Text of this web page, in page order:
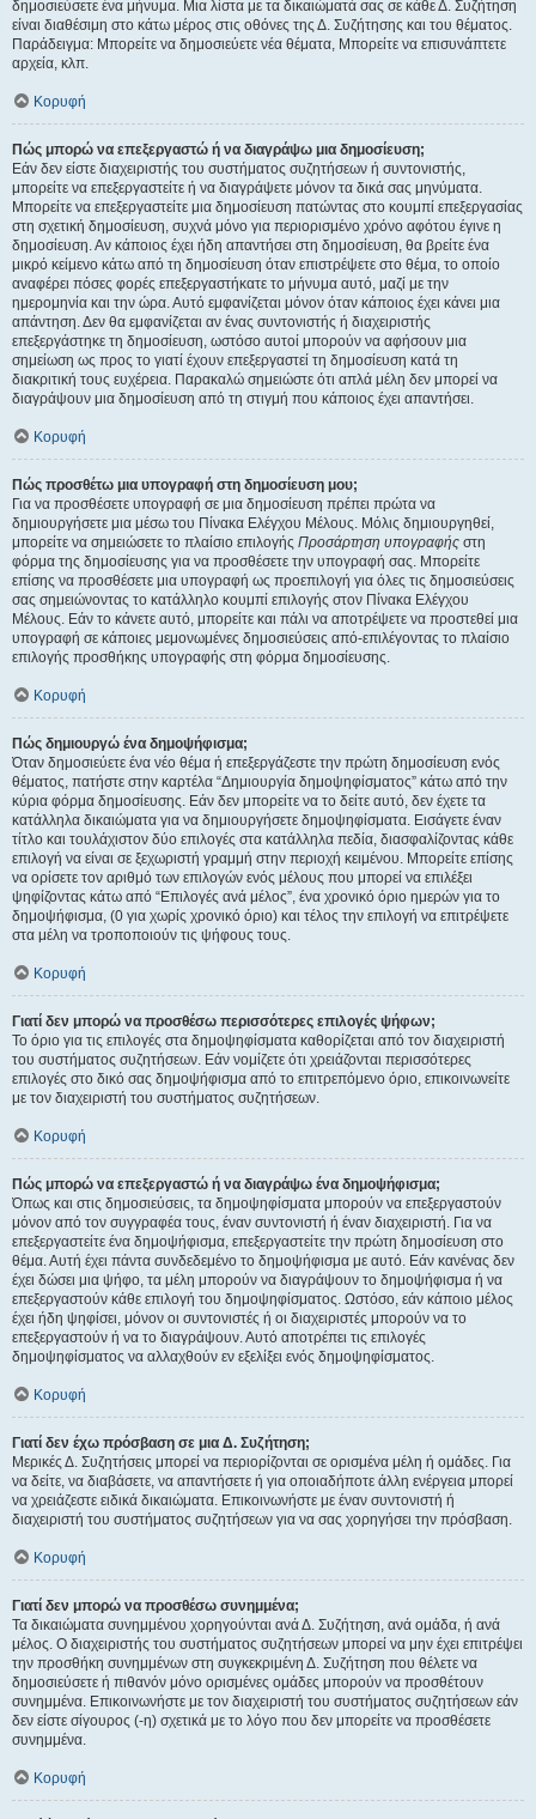
δημοσιεύσετε ένα μήνυμα. Μια λίστα με τα δικαιώματά σας σε κάθε Δ. Συζήτηση
είναι διαθέσιμη στο κάτω μέρος στις οθόνες της Δ. Συζήτησης και του θέματος.
Παράδειγμα: Μπορείτε να δημοσιεύετε νέα θέματα, Μπορείτε να επισυνάπτετε
αρχεία, κλπ.
Κορυφή
Πώς μπορώ να επεξεργαστώ ή να διαγράψω μια δημοσίευση;
Εάν δεν είστε διαχειριστής του συστήματος συζητήσεων ή συντονιστής,
μπορείτε να επεξεργαστείτε ή να διαγράψετε μόνον τα δικά σας μηνύματα.
Μπορείτε να επεξεργαστείτε μια δημοσίευση πατώντας στο κουμπί επεξεργασίας
στη σχετική δημοσίευση, συχνά μόνο για περιορισμένο χρόνο αφότου έγινε η
δημοσίευση. Αν κάποιος έχει ήδη απαντήσει στη δημοσίευση, θα βρείτε ένα
μικρό κείμενο κάτω από τη δημοσίευση όταν επιστρέψετε στο θέμα, το οποίο
αναφέρει πόσες φορές επεξεργαστήκατε το μήνυμα αυτό, μαζί με την
ημερομηνία και την ώρα. Αυτό εμφανίζεται μόνον όταν κάποιος έχει κάνει μια
απάντηση. Δεν θα εμφανίζεται αν ένας συντονιστής ή διαχειριστής
επεξεργάστηκε τη δημοσίευση, ωστόσο αυτοί μπορούν να αφήσουν μια
σημείωση ως προς το γιατί έχουν επεξεργαστεί τη δημοσίευση κατά τη
διακριτική τους ευχέρεια. Παρακαλώ σημειώστε ότι απλά μέλη δεν μπορεί να
διαγράψουν μια δημοσίευση από τη στιγμή που κάποιος έχει απαντήσει.
Κορυφή
Πώς προσθέτω μια υπογραφή στη δημοσίευση μου;
Για να προσθέσετε υπογραφή σε μια δημοσίευση πρέπει πρώτα να
δημιουργήσετε μια μέσω του Πίνακα Ελέγχου Μέλους. Μόλις δημιουργηθεί,
μπορείτε να σημειώσετε το πλαίσιο επιλογής Προσάρτηση υπογραφής στη
φόρμα της δημοσίευσης για να προσθέσετε την υπογραφή σας. Μπορείτε
επίσης να προσθέσετε μια υπογραφή ως προεπιλογή για όλες τις δημοσιεύσεις
σας σημειώνοντας το κατάλληλο κουμπί επιλογής στον Πίνακα Ελέγχου
Μέλους. Εάν το κάνετε αυτό, μπορείτε και πάλι να αποτρέψετε να προστεθεί μια
υπογραφή σε κάποιες μεμονωμένες δημοσιεύσεις από-επιλέγοντας το πλαίσιο
επιλογής προσθήκης υπογραφής στη φόρμα δημοσίευσης.
Κορυφή
Πώς δημιουργώ ένα δημοψήφισμα;
Όταν δημοσιεύετε ένα νέο θέμα ή επεξεργάζεστε την πρώτη δημοσίευση ενός
θέματος, πατήστε στην καρτέλα “Δημιουργία δημοψηφίσματος” κάτω από την
κύρια φόρμα δημοσίευσης. Εάν δεν μπορείτε να το δείτε αυτό, δεν έχετε τα
κατάλληλα δικαιώματα για να δημιουργήσετε δημοψηφίσματα. Εισάγετε έναν
τίτλο και τουλάχιστον δύο επιλογές στα κατάλληλα πεδία, διασφαλίζοντας κάθε
επιλογή να είναι σε ξεχωριστή γραμμή στην περιοχή κειμένου. Μπορείτε επίσης
να ορίσετε τον αριθμό των επιλογών ενός μέλους που μπορεί να επιλέξει
ψηφίζοντας κάτω από “Επιλογές ανά μέλος”, ένα χρονικό όριο ημερών για το
δημοψήφισμα, (0 για χωρίς χρονικό όριο) και τέλος την επιλογή να επιτρέψετε
στα μέλη να τροποποιούν τις ψήφους τους.
Κορυφή
Γιατί δεν μπορώ να προσθέσω περισσότερες επιλογές ψήφων;
Το όριο για τις επιλογές στα δημοψηφίσματα καθορίζεται από τον διαχειριστή
του συστήματος συζητήσεων. Εάν νομίζετε ότι χρειάζονται περισσότερες
επιλογές στο δικό σας δημοψήφισμα από το επιτρεπόμενο όριο, επικοινωνείτε
με τον διαχειριστή του συστήματος συζητήσεων.
Κορυφή
Πώς μπορώ να επεξεργαστώ ή να διαγράψω ένα δημοψήφισμα;
Όπως και στις δημοσιεύσεις, τα δημοψηφίσματα μπορούν να επεξεργαστούν
μόνον από τον συγγραφέα τους, έναν συντονιστή ή έναν διαχειριστή. Για να
επεξεργαστείτε ένα δημοψήφισμα, επεξεργαστείτε την πρώτη δημοσίευση στο
θέμα. Αυτή έχει πάντα συνδεδεμένο το δημοψήφισμα με αυτό. Εάν κανένας δεν
έχει δώσει μια ψήφο, τα μέλη μπορούν να διαγράψουν το δημοψήφισμα ή να
επεξεργαστούν κάθε επιλογή του δημοψηφίσματος. Ωστόσο, εάν κάποιο μέλος
έχει ήδη ψηφίσει, μόνον οι συντονιστές ή οι διαχειριστές μπορούν να το
επεξεργαστούν ή να το διαγράψουν. Αυτό αποτρέπει τις επιλογές
δημοψηφίσματος να αλλαχθούν εν εξελίξει ενός δημοψηφίσματος.
Κορυφή
Γιατί δεν έχω πρόσβαση σε μια Δ. Συζήτηση;
Μερικές Δ. Συζητήσεις μπορεί να περιορίζονται σε ορισμένα μέλη ή ομάδες. Για
να δείτε, να διαβάσετε, να απαντήσετε ή για οποιαδήποτε άλλη ενέργεια μπορεί
να χρειάζεστε ειδικά δικαιώματα. Επικοινωνήστε με έναν συντονιστή ή
διαχειριστή του συστήματος συζητήσεων για να σας χορηγήσει την πρόσβαση.
Κορυφή
Γιατί δεν μπορώ να προσθέσω συνημμένα;
Τα δικαιώματα συνημμένου χορηγούνται ανά Δ. Συζήτηση, ανά ομάδα, ή ανά
μέλος. Ο διαχειριστής του συστήματος συζητήσεων μπορεί να μην έχει επιτρέψει
την προσθήκη συνημμένων στη συγκεκριμένη Δ. Συζήτηση που θέλετε να
δημοσιεύσετε ή πιθανόν μόνο ορισμένες ομάδες μπορούν να προσθέτουν
συνημμένα. Επικοινωνήστε με τον διαχειριστή του συστήματος συζητήσεων εάν
δεν είστε σίγουρος (-η) σχετικά με το λόγο που δεν μπορείτε να προσθέσετε
συνημμένα.
Κορυφή